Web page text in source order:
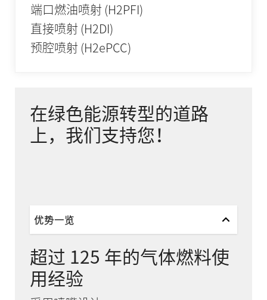
端口燃油喷射 (H2PFI)
直接喷射 (H2DI)
预腔喷射 (H2ePCC)
在绿色能源转型的道路
上，我们支持您！
优势一览
超过 125 年的气体燃料使
用经验